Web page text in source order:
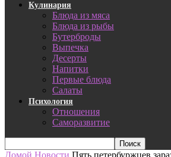
Кулинария
Блюда из мяса
Блюда из рыбы
Бутерброды
Выпечка
Десерты
Напитки
Первые блюда
Салаты
Психология
Отношения
Саморазвитие
Домой Новости Пять петербуржцев